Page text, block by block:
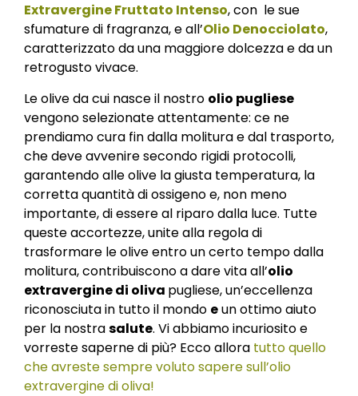
Extravergine Fruttato Intenso, con le sue
sfumature di fragranza, e all’Olio Denocciolato,
caratterizzato da una maggiore dolcezza e da un
retrogusto vivace.
Le olive da cui nasce il nostro olio pugliese
vengono selezionate attentamente: ce ne
prendiamo cura fin dalla molitura e dal trasporto,
che deve avvenire secondo rigidi protocolli,
garantendo alle olive la giusta temperatura, la
corretta quantità di ossigeno e, non meno
importante, di essere al riparo dalla luce. Tutte
queste accortezze, unite alla regola di
trasformare le olive entro un certo tempo dalla
molitura, contribuiscono a dare vita all’olio
extravergine di oliva pugliese, un’eccellenza
riconosciuta in tutto il mondo eun ottimo aiuto
per la nostrasalute. Vi abbiamo incuriosito e
vorreste saperne di più? Ecco allora tutto quello
che avreste sempre voluto sapere sull’olio
extravergine di oliva!